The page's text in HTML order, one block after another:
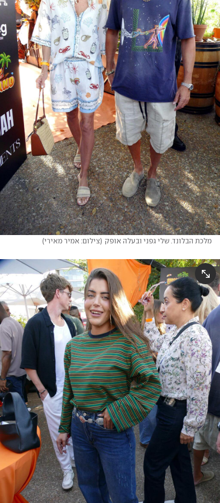
מלכת הבלונד. שלי גפני ובעלה אופק (צילום: אמיר מאירי)